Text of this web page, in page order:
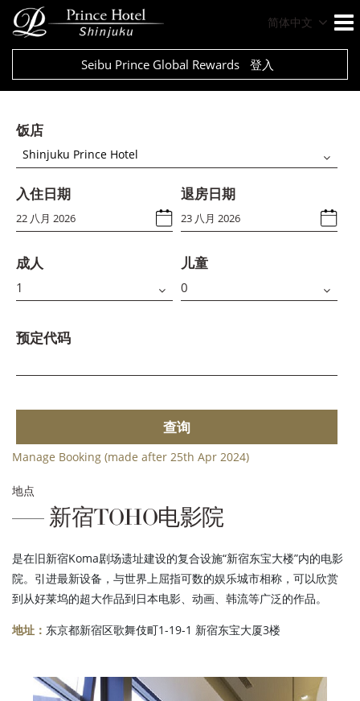
简体中文
Seibu Prince Global Rewards 登入
饭店
Shinjuku Prince Hotel
入住日期 退房日期
成人 儿童
预定代码
查询
Manage Booking (made after 25th Apr 2024)
地点
新宿TOHO电影院
是在旧新宿Koma剧场遗址建设的复合设施“新宿东宝大楼”内的电影
院。引进最新设备，与世界上屈指可数的娱乐城市相称，可以欣赏
到从好莱坞的超大作品到日本电影、动画、韩流等广泛的作品。
地址： 东京都新宿区歌舞伎町1-19-1 新宿东宝大厦3楼